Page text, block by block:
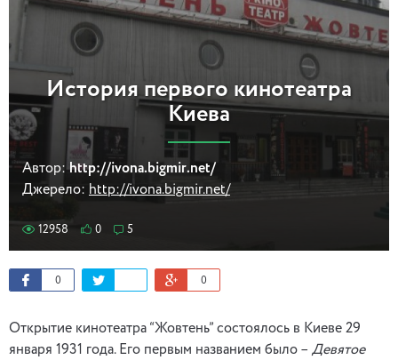
История первого кинотеатра
Киева
Автор: http://ivona.bigmir.net/
Джерело: http://ivona.bigmir.net/
12958 0 5
0 0
Открытие кинотеатра “Жовтень” состоялось в Киеве 29
января 1931 года. Его первым названием было – Девятое